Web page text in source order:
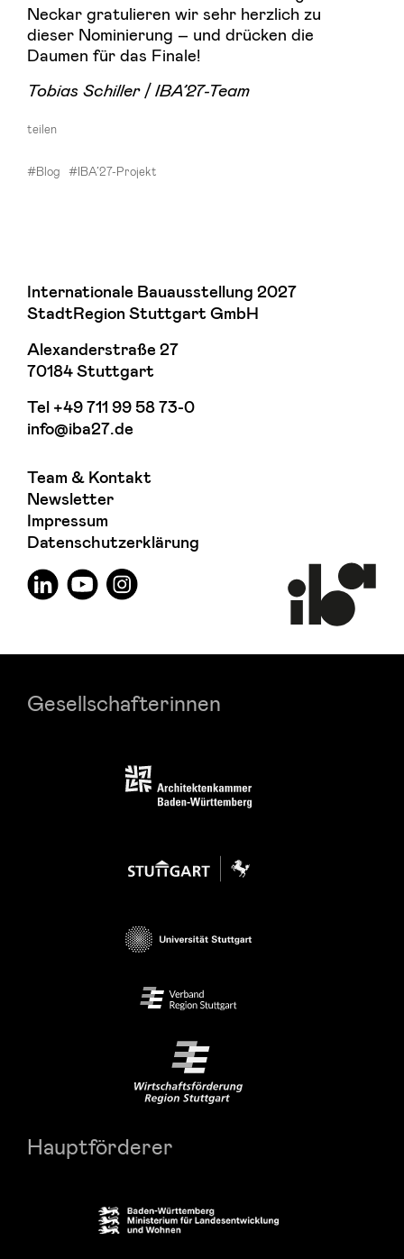
Neckar gratulieren wir sehr herzlich zu
dieser Nominierung – und drücken die
Daumen für das Finale!
Tobias Schiller / IBA’27-Team
teilen
#Blog #IBA’27-Projekt
Internationale Bauausstellung 2027
StadtRegion Stuttgart GmbH
Alexanderstraße 27
70184 Stuttgart
Tel +49 711 99 58 73-0
info@iba27.de
Team & Kontakt
Newsletter
Impressum
Datenschutzerklärung
Gesellschafterinnen
Hauptförderer